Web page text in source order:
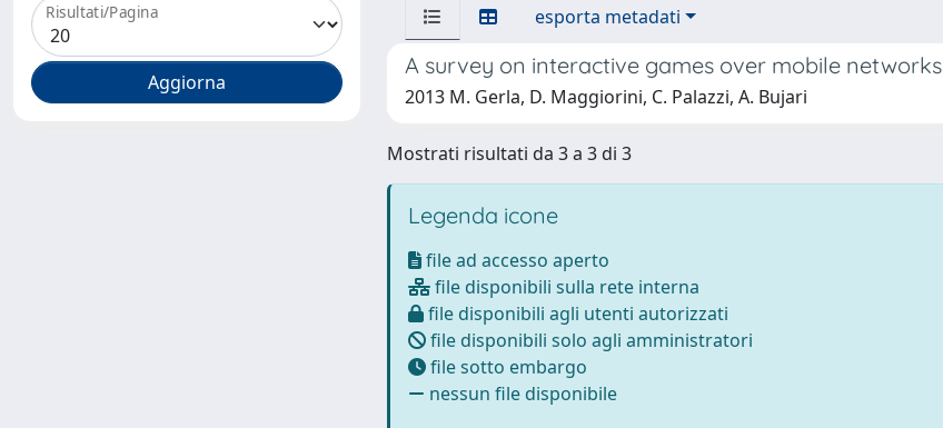
Risultati/Pagina esporta metadati
A survey on interactive games over mobile networks
2013 M. Gerla, D. Maggiorini, C. Palazzi, A. Bujari
Mostrati risultati da 3 a 3 di 3
Legenda icone
file ad accesso aperto
file disponibili sulla rete interna
file disponibili agli utenti autorizzati
file disponibili solo agli amministratori
file sotto embargo
nessun file disponibile